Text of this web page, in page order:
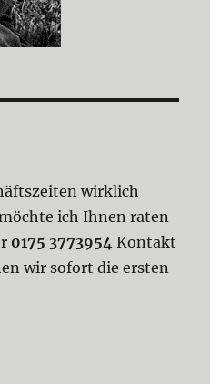
wirklich
ich Ihnen raten
0175 3773954 Kontakt
wir sofort die ersten